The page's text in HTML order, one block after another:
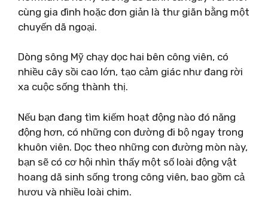
cùng gia đình hoặc đơn giản là thư giãn bằng một
chuyến dã ngoại.
Dòng sông Mỹ chạy dọc hai bên công viên, có
nhiều cây sồi cao lớn, tạo cảm giác như đang rời
xa cuộc sống thành thị.
Nếu bạn đang tìm kiếm hoạt động nào đó năng
động hơn, có những con đường đi bộ ngay trong
khuôn viên. Dọc theo những con đường mòn này,
bạn sẽ có cơ hội nhìn thấy một số loài động vật
hoang dã sinh sống trong công viên, bao gồm cả
hươu và nhiều loài chim.